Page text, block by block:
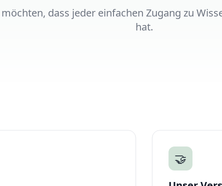
dass jeder einfachen Zugang zu
hat.
🤝